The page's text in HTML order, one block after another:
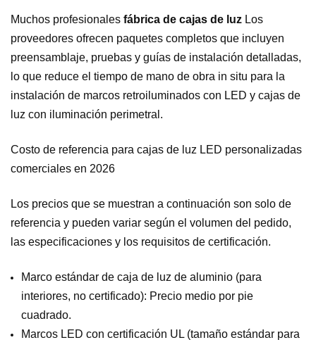
Muchos profesionales fábrica de cajas de luz Los
proveedores ofrecen paquetes completos que incluyen
preensamblaje, pruebas y guías de instalación detalladas,
lo que reduce el tiempo de mano de obra in situ para la
instalación de marcos retroiluminados con LED y cajas de
luz con iluminación perimetral.
Costo de referencia para cajas de luz LED personalizadas
comerciales en 2026
Los precios que se muestran a continuación son solo de
referencia y pueden variar según el volumen del pedido,
las especificaciones y los requisitos de certificación.
Marco estándar de caja de luz de aluminio (para
interiores, no certificado): Precio medio por pie
cuadrado.
Marcos LED con certificación UL (tamaño estándar para